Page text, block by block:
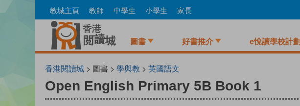
to
教城主頁 教師 中學生 小學生 家長
圖書 好書推介 e悅讀學校計劃
香港閱讀城 > 圖書 > 學與教 > 英國語文
Open English Primary 5B Book 1